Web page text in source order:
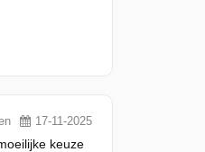
17-11-2025
keuze